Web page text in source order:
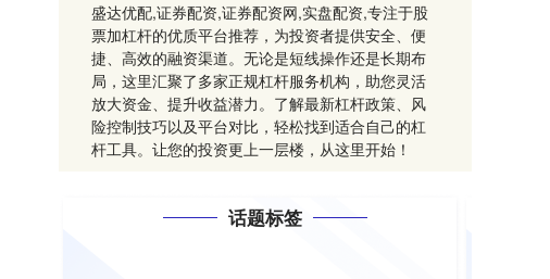
盛达优配,证券配资,证券配资网,实盘配资,专注于股
票加杠杆的优质平台推荐，为投资者提供安全、便
捷、高效的融资渠道。无论是短线操作还是长期布
局，这里汇聚了多家正规杠杆服务机构，助您灵活
放大资金、提升收益潜力。了解最新杠杆政策、风
险控制技巧以及平台对比，轻松找到适合自己的杠
杆工具。让您的投资更上一层楼，从这里开始！
话题标签